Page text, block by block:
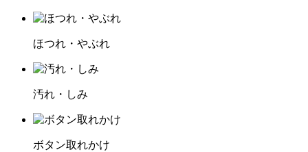
ほつれ・やぶれ
汚れ・しみ
ボタン取れかけ